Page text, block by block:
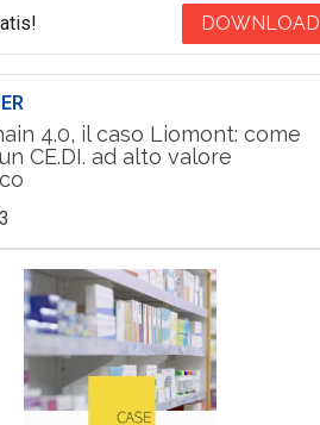
DOWNLOAD
4.0, il caso Liomont: come
CE.DI. ad alto valore